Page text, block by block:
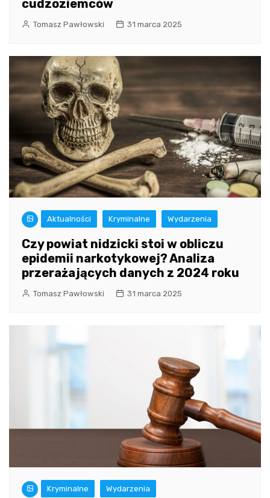
cudzoziemców
Tomasz Pawłowski 31 marca 2025
Aktualności Kryminalne Wydarzenia
Czy powiat nidzicki stoi w obliczu
epidemii narkotykowej? Analiza
przerażających danych z 2024 roku
Tomasz Pawłowski 31 marca 2025
Kryminalne Wydarzenia